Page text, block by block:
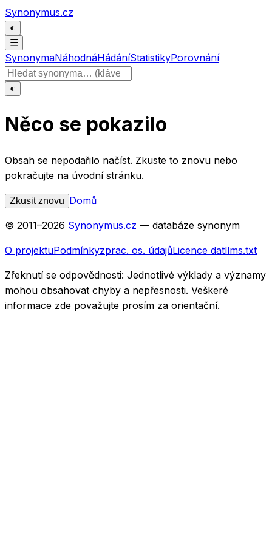
Přeskočit na obsah
Synonymus.cz
◐
☰
SynonymaNáhodnáHádáníStatistikyPorovnání
Hledat slovo
◐
Něco se pokazilo
Obsah se nepodařilo načíst. Zkuste to znovu nebo
pokračujte na úvodní stránku.
Zkusit znovu Domů
© 2011–2026 Synonymus.cz — databáze synonym
O projektuPodmínkyzprac. os. údajůLicence datllms.txt
Zřeknutí se odpovědnosti: Jednotlivé výklady a významy
mohou obsahovat chyby a nepřesnosti. Veškeré
informace zde považujte prosím za orientační.